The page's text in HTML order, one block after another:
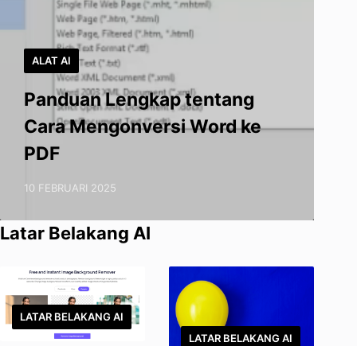
ALAT AI
Panduan Lengkap tentang
Cara Mengonversi Word ke
PDF
10 FEBRUARI 2025
Latar Belakang AI
LATAR BELAKANG AI
LATAR BELAKANG AI